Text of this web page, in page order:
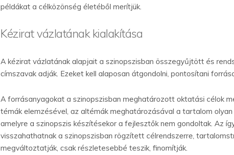
példákat a célközönség életéből merítjük.
Kézirat vázlatának kialakítása
A kézirat vázlatának alapjait a szinopszisban összegyűjtött és
címszavak adják. Ezeket kell alaposan átgondolni, pontosítani
A forrásanyagokat a szinopszisban meghatározott oktatási célok
témák elemzésével, az altémák meghatározásával a tartalom olyan
amelyre a szinopszis készítésekor a fejlesztők nem gondoltak. Az
visszahathatnak a szinopszisban rögzített célrendszerre,
megváltoztatják, csak részletesebbé teszik, finomítják.